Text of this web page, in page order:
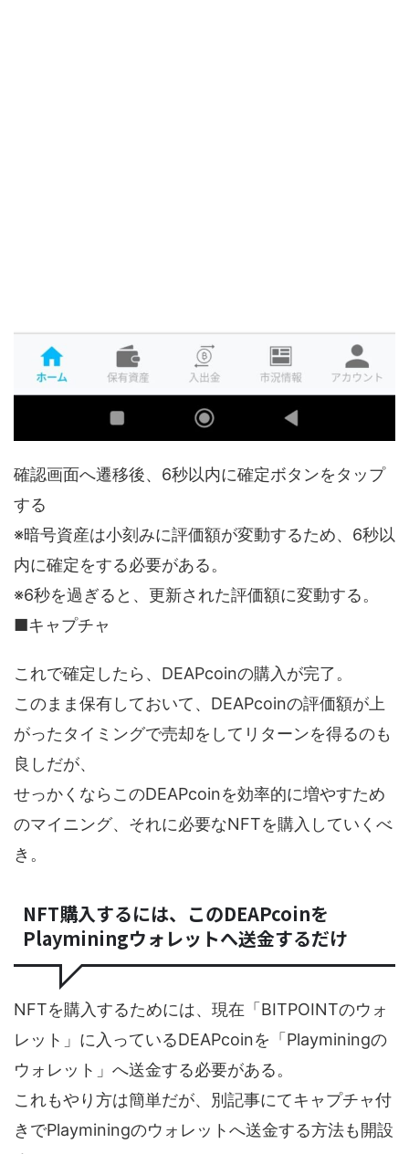
確認画面へ遷移後、6秒以内に確定ボタンをタップ
する
※暗号資産は小刻みに評価額が変動するため、6秒以
内に確定をする必要がある。
※6秒を過ぎると、更新された評価額に変動する。
■キャプチャ
これで確定したら、DEAPcoinの購入が完了。
このまま保有しておいて、DEAPcoinの評価額が上
がったタイミングで売却をしてリターンを得るのも
良しだが、
せっかくならこのDEAPcoinを効率的に増やすため
のマイニング、それに必要なNFTを購入していくべ
き。
NFT購入するには、このDEAPcoinを
Playminingウォレットへ送金するだけ
NFTを購入するためには、現在「BITPOINTのウォ
レット」に入っているDEAPcoinを「Playminingの
ウォレット」へ送金する必要がある。
これもやり方は簡単だが、別記事にてキャプチャ付
きでPlayminingのウォレットへ送金する方法も開設